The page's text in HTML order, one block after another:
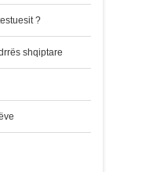
?
shqiptare